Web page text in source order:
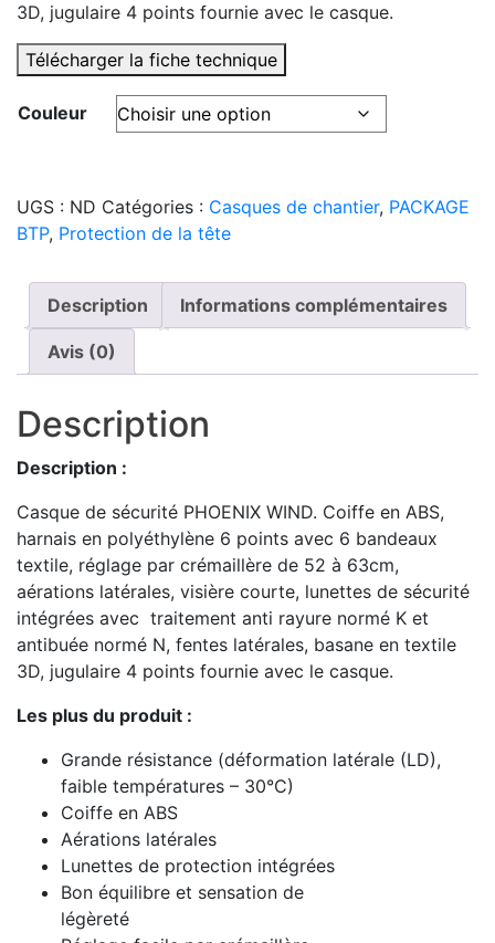
3D, jugulaire 4 points fournie avec le casque.
Télécharger la fiche technique
Couleur
UGS : ND Catégories : Casques de chantier, PACKAGE
BTP, Protection de la tête
Description Informations complémentaires
Avis (0)
Description
Description :
Casque de sécurité PHOENIX WIND. Coiffe en ABS,
harnais en polyéthylène 6 points avec 6 bandeaux
textile, réglage par crémaillère de 52 à 63cm,
aérations latérales, visière courte, lunettes de sécurité
intégrées avec traitement anti rayure normé K et
antibuée normé N, fentes latérales, basane en textile
3D, jugulaire 4 points fournie avec le casque.
Les plus du produit :
Grande résistance (déformation latérale (LD),
faible températures – 30°C)
Coiffe en ABS
Aérations latérales
Lunettes de protection intégrées
Bon équilibre et sensation de
légèreté